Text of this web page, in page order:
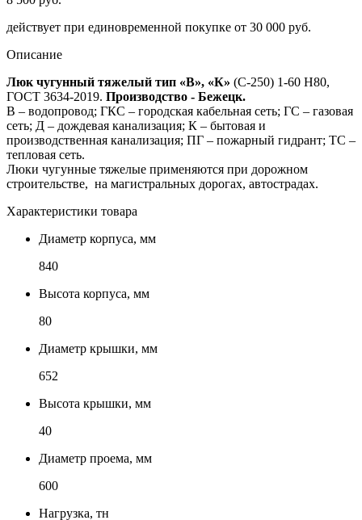
действует при единовременной покупке от 30 000 руб.
Описание
Люк чугунный тяжелый тип «В», «К» (С-250) 1-60 Н80,
ГОСТ 3634-2019. Производство - Бежецк.
В – водопровод; ГКС – городская кабельная сеть; ГС – газовая
сеть; Д – дождевая канализация; К – бытовая и
производственная канализация; ПГ – пожарный гидрант; ТС –
тепловая сеть.
Люки чугунные тяжелые применяются при дорожном
строительстве, на магистральных дорогах, автострадах.
Характеристики товара
Диаметр корпуса, мм
840
Высота корпуса, мм
80
Диаметр крышки, мм
652
Высота крышки, мм
40
Диаметр проема, мм
600
Нагрузка, тн